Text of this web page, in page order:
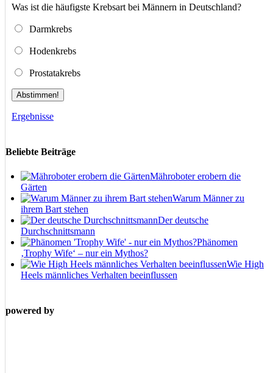
Was ist die häufigste Krebsart bei Männern in Deutschland?
Darmkrebs
Hodenkrebs
Prostatakrebs
Abstimmen!
Ergebnisse
Beliebte Beiträge
Mähroboter erobern die
Gärten
Warum Männer zu
ihrem Bart stehen
Der deutsche
Durchschnittsmann
Phänomen
‚Trophy Wife‘ – nur ein Mythos?
Wie High
Heels männliches Verhalten beeinflussen
powered by